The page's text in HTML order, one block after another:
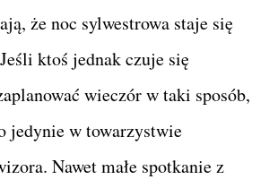
że noc sylwestrowa staje się
ktoś jednak czuje się
wieczór w taki sposób,
jedynie w towarzystwie
Nawet małe spotkanie z